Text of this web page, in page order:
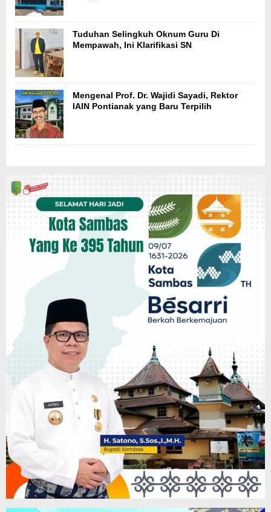
Tuduhan Selingkuh Oknum Guru Di
Mempawah, Ini Klarifikasi SN
Mengenal Prof. Dr. Wajidi Sayadi, Rektor
IAIN Pontianak yang Baru Terpilih